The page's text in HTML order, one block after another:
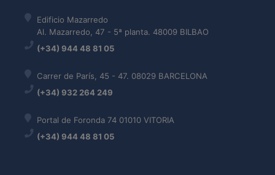
Edificio Mazarredo
Al. Mazarredo, 47 - 5ª planta. 48009 BILBAO
(+34) 944 48 81 05
Carrer de París, 45 - 47. 08029 BARCELONA
(+34) 932 264 249
Portal de Foronda 74 01010 VITORIA
(+34) 944 48 81 05